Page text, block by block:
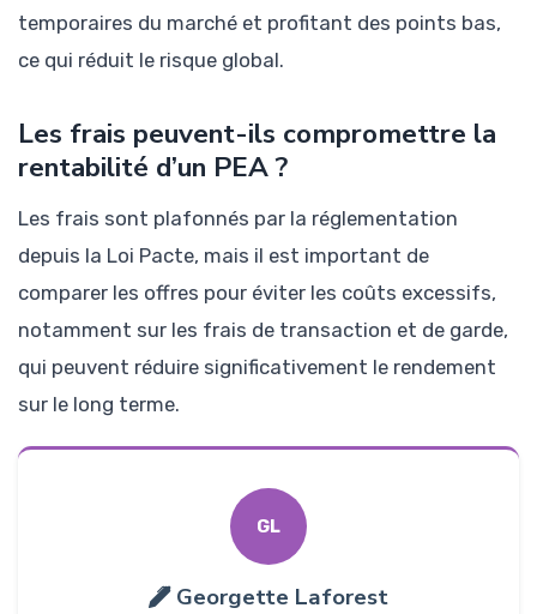
temporaires du marché et profitant des points bas,
ce qui réduit le risque global.
Les frais peuvent-ils compromettre la
rentabilité d’un PEA ?
Les frais sont plafonnés par la réglementation
depuis la Loi Pacte, mais il est important de
comparer les offres pour éviter les coûts excessifs,
notamment sur les frais de transaction et de garde,
qui peuvent réduire significativement le rendement
sur le long terme.
GL
Georgette Laforest